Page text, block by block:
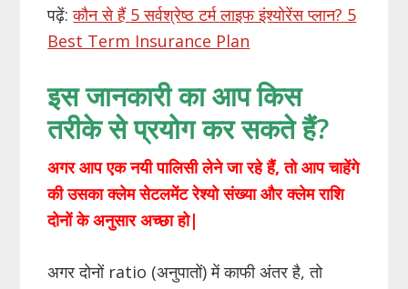
पढ़ें:कौन से हैं 5 सर्वश्रेष्ठ टर्म लाइफ इंश्योरेंस प्लान? 5
Best Term Insurance Plan
इस जानकारी का आप किस
तरीके से प्रयोग कर सकते हैं?
अगर आप एक नयी पालिसी लेने जा रहे हैं, तो आप चाहेंगे
की उसका क्लेम सेटलमेंट रेश्यो संख्या और क्लेम राशि
दोनों के अनुसार अच्छा हो|
अगर दोनों ratio (अनुपातों) में काफी अंतर है, तो